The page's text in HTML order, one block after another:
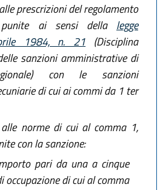
prescrizioni del regolamento
ai sensi della legge
1984, n. 21 (Disciplina
sanzioni amministrative di
con le sanzioni
di cui ai commi da 1 ter
norme di cui al comma 1,
con la sanzione:
pari da una a cinque
occupazione di cui al comma